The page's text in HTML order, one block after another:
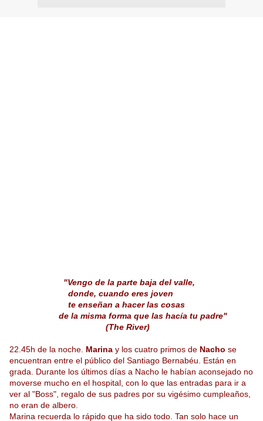
"Vengo de la parte baja del valle,
donde, cuando eres joven
te enseñan a hacer las cosas
de la misma forma que las hacía tu padre"
(The River)
22.45h de la noche. Marina y los cuatro primos de Nacho se
encuentran entre el público del Santiago Bernabéu. Están en
grada. Durante los últimos días a Nacho le habían aconsejado no
moverse mucho en el hospital, con lo que las entradas para ir a
ver al "Boss", regalo de sus padres por su vigésimo cumpleaños,
no eran de albero.
Marina recuerda lo rápido que ha sido todo. Tan solo hace un